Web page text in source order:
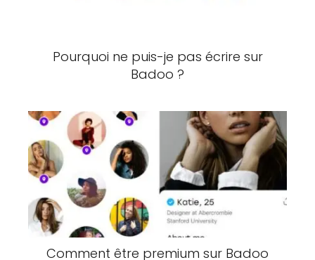
Pourquoi ne puis-je pas écrire sur
Badoo ?
Comment être premium sur Badoo